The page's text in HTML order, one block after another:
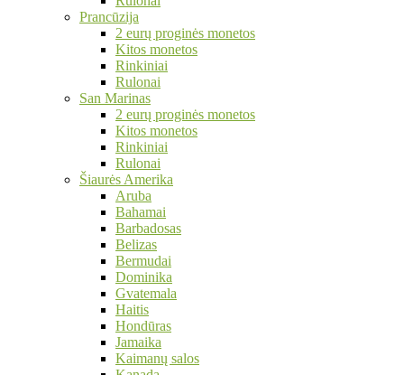
Prancūzija
2 eurų proginės monetos
Kitos monetos
Rinkiniai
Rulonai
San Marinas
2 eurų proginės monetos
Kitos monetos
Rinkiniai
Rulonai
Šiaurės Amerika
Aruba
Bahamai
Barbadosas
Belizas
Bermudai
Dominika
Gvatemala
Haitis
Hondūras
Jamaika
Kaimanų salos